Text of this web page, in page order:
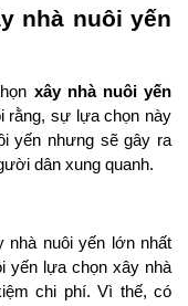
nhà nuôi yến
xây nhà nuôi yến
rằng, sự lựa chọn này
yến nhưng sẽ gây ra
dân xung quanh.
nhà nuôi yến lớn nhất
yến lựa chọn xây nhà
chi phí. Vì thế, có